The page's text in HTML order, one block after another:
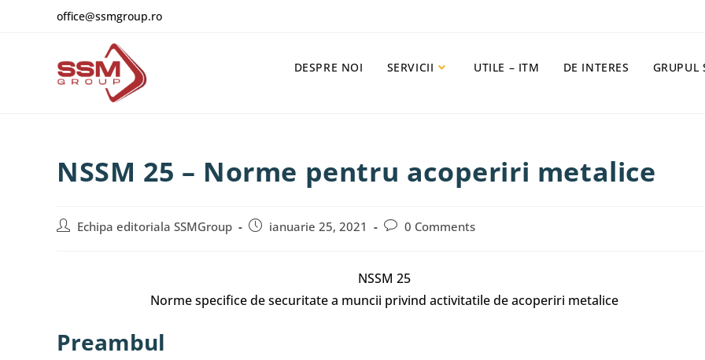
office@ssmgroup.ro
DESPRE NOI SERVICII UTILE – ITM DE INTERES GRUPUL
NSSM 25 – Norme pentru acoperiri metalice
Echipa editoriala SSMGroup ianuarie 25, 2021 0 Comments
NSSM 25
Norme specifice de securitate a muncii privind activitatile de acoperiri metalice
Preambul